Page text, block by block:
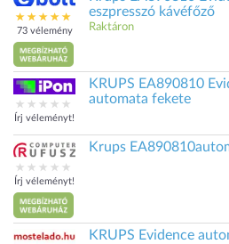
73 vélemény
eszpresszó kávéfőző
Raktáron
Írj véleményt!
KRUPS EA890810
automata fekete
Írj véleményt!
Krups
KRUPS Evidence